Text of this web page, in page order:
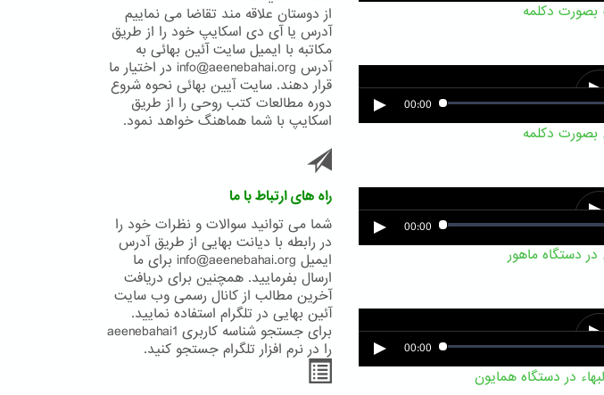
00:00
00:00
00:00
از دوستان علاقه مند تقاضا می نماییم
آدرس یا آی دی اسکایپ خود را از طریق
مکاتبه با ایمیل سایت آئین بهائی به
آدرس info@aeenebahai.org در اختیار ما
قرار دهند. سایت آیین بهائی نحوه شروع
دوره مطالعات کتب روحی را از طریق
اسکایپ با شما هماهنگ خواهد نمود.
راه های ارتباط با ما
شما می توانید سوالات و نظرات خود را
در رابطه با دیانت بهایی از طریق آدرس
ایمیل info@aeenebahai.org برای ما
ارسال بفرمایید. همچنین برای دریافت
آخرین مطالب از کانال رسمی وب سایت
آئین بهایی در تلگرام استفاده نمایید.
برای جستجو شناسه کاربری aeenebahai1
را در نرم افزار تلگرام جستجو کنید.